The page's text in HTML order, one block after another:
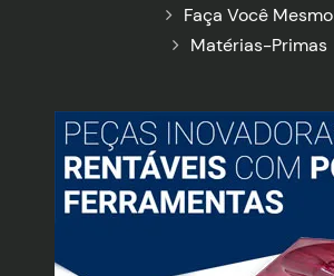
Faça Você Mesmo
Matérias-Primas